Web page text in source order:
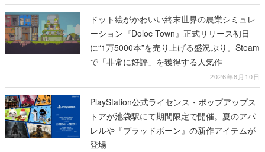
ドット絵がかわいい終末世界の農業シミュレ
ーション『Doloc Town』正式リリース初日
に“1万5000本”を売り上げる盛況ぶり。Steam
で「非常に好評」を獲得する人気作
2026年8月10日
PlayStation公式ライセンス・ポップアップス
トアが池袋駅にて期間限定で開催。夏のアパ
レルや『ブラッドボーン』の新作アイテムが
登場